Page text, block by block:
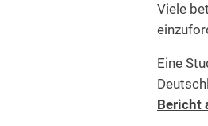
Viele
Eine
Bericht